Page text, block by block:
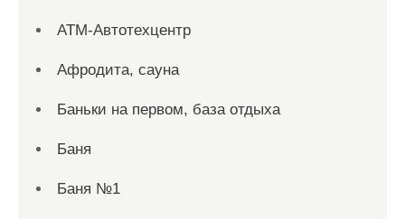
АТМ-Автотехцентр
Афродита, сауна
Баньки на первом, база отдыха
Баня
Баня №1